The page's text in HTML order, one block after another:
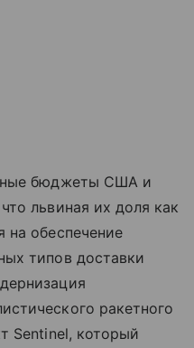
бюджеты США и
львиная их доля как
на обеспечение
типов доставки
ракетного
Sentinel, который